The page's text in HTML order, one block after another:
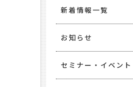
新着情報一覧
お知らせ
セミナー・イベント